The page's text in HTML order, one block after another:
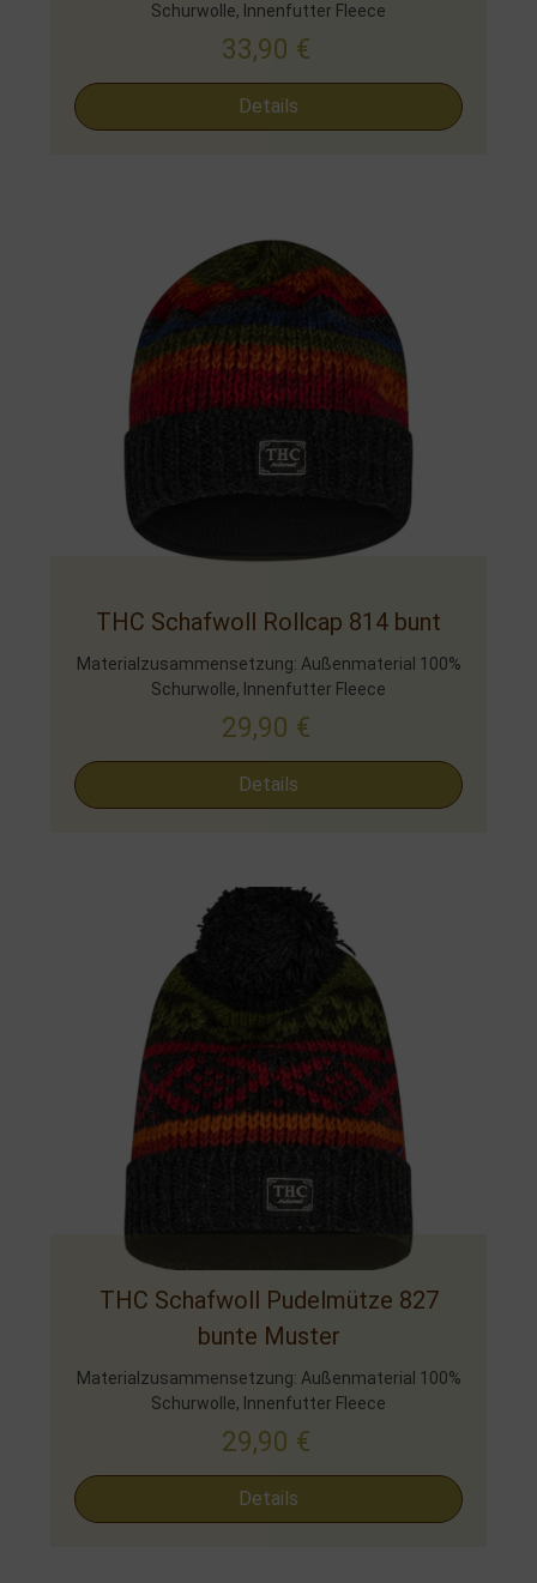
Schurwolle, Innenfutter Fleece
33,90 €
Details
THC Schafwoll Rollcap 814 bunt
Materialzusammensetzung: Außenmaterial 100%
Schurwolle, Innenfutter Fleece
29,90 €
Details
THC Schafwoll Pudelmütze 827
bunte Muster
Materialzusammensetzung: Außenmaterial 100%
Schurwolle, Innenfutter Fleece
29,90 €
Details